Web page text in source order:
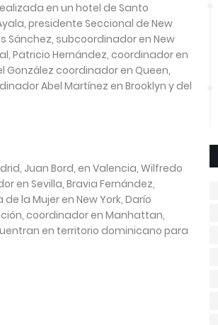
en un hotel de Santo
presidente Seccional de New
Sánchez, subcoordinador en New
Patricio Hernández, coordinador en
González coordinador en Queen,
Abel Martínez en Brooklyn y del
Juan Bord, en Valencia, Wilfredo
en Sevilla, Bravia Fernández,
la Mujer en New York, Darío
coordinador en Manhattan,
en territorio dominicano para